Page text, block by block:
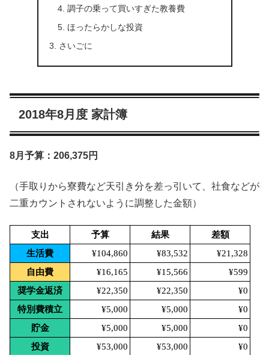
調子の乗って買いすぎた教養費
ほったらかしな投資
さいごに
2018年8月度 家計簿
8月予算：206,375円
（手取りから寮費など天引き分を差っ引いて、社食などが
二重カウントされないように調整した金額）
支出 予算 結果
差額
生活費
¥104,860 ¥83,532
¥21,328
自由費
¥16,165 ¥15,566
¥599
奨学金返済
¥22,350 ¥22,350
¥0
特別費積立
¥5,000 ¥5,000
¥0
貯金
¥5,000 ¥5,000
¥0
投資
¥53,000 ¥53,000
¥0